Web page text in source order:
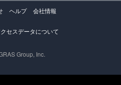
ヘルプ 会社情報
セスデータについて
Group, Inc.